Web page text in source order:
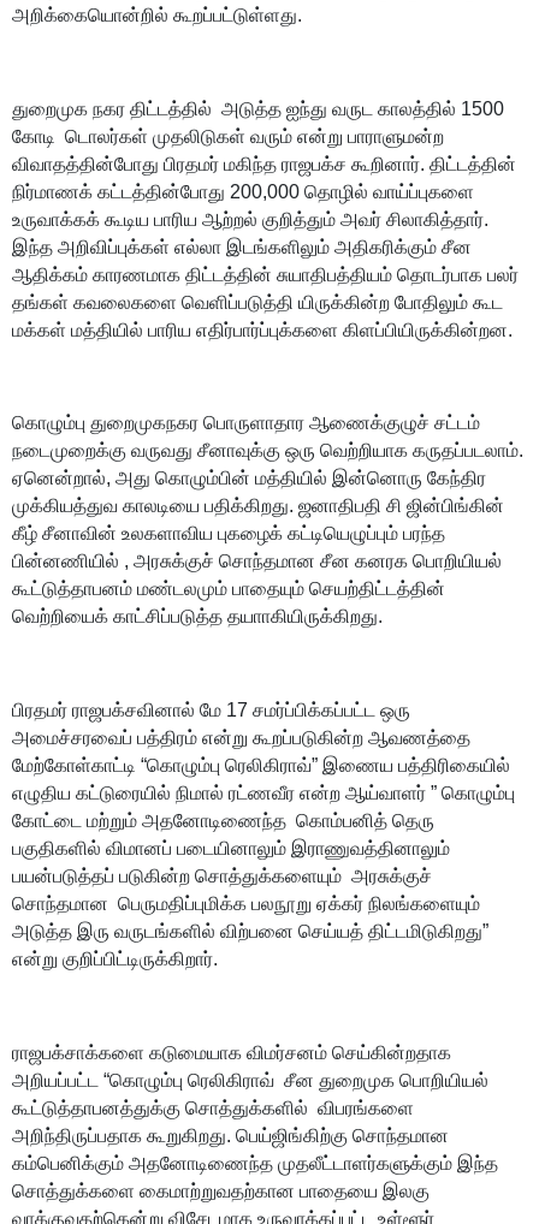
அறிக்கையொன்றில் கூறப்பட்டுள்ளது.
துறைமுக நகர திட்டத்தில் அடுத்த ஐந்து வருட காலத்தில் 1500
கோடி டொலர்கள் முதலிடுகள் வரும் என்று பாராளுமன்ற
விவாதத்தின்போது பிரதமர் மகிந்த ராஜபக்ச கூறினார். திட்டத்தின்
நிர்மாணக் கட்டத்தின்போது 200,000 தொழில் வாய்ப்புகளை
உருவாக்கக் கூடிய பாரிய ஆற்றல் குறித்தும் அவர் சிலாகித்தார்.
இந்த அறிவிப்புக்கள் எல்லா இடங்களிலும் அதிகரிக்கும் சீன
ஆதிக்கம் காரணமாக திட்டத்தின் சுயாதிபத்தியம் தொடர்பாக பலர்
தங்கள் கவலைகளை வெளிப்படுத்தி யிருக்கின்ற போதிலும் கூட
மக்கள் மத்தியில் பாரிய எதிர்பார்ப்புக்களை கிளப்பியிருக்கின்றன.
கொழும்பு துறைமுகநகர பொருளாதார ஆணைக்குழுச் சட்டம்
நடைமுறைக்கு வருவது சீனாவுக்கு ஒரு வெற்றியாக கருதப்படலாம்.
ஏனென்றால், அது கொழும்பின் மத்தியில் இன்னொரு கேந்திர
முக்கியத்துவ காலடியை பதிக்கிறது. ஜனாதிபதி சி ஜின்பிங்கின்
கீழ் சீனாவின் உலகளாவிய புகழைக் கட்டியெழுப்பும் பரந்த
பின்னணியில் , அரசுக்குச் சொந்தமான சீன கனரக பொறியியல்
கூட்டுத்தாபனம் மண்டலமும் பாதையும் செயற்திட்டத்தின்
வெற்றியைக் காட்சிப்படுத்த தயாாகியிருக்கிறது.
பிரதமர் ராஜபக்சவினால் மே 17 சமர்ப்பிக்கப்பட்ட ஒரு
அமைச்சரவைப் பத்திரம் என்று கூறப்படுகின்ற ஆவணத்தை
மேற்கோள்காட்டி “கொழும்பு ரெலிகிராவ்” இணைய பத்திரிகையில்
எழுதிய கட்டுரையில் நிமால் ரட்ணவீர என்ற ஆய்வாளர் ” கொழும்பு
கோட்டை மற்றும் அதனோடிணைந்த கொம்பனித் தெரு
பகுதிகளில் விமானப் படையினாலும் இராணுவத்தினாலும்
பயன்படுத்தப் படுகின்ற சொத்துக்களையும் அரசுக்குச்
சொந்தமான பெருமதிப்புமிக்க பலநூறு ஏக்கர் நிலங்களையும்
அடுத்த இரு வருடங்களில் விற்பனை செய்யத் திட்டமிடுகிறது”
என்று குறிப்பிட்டிருக்கிறார்.
ராஜபக்சாக்களை கடுமையாக விமர்சனம் செய்கின்றதாக
அறியப்பட்ட “கொழும்பு ரெலிகிராவ் சீன துறைமுக பொறியியல்
கூட்டுத்தாபனத்துக்கு சொத்துக்களில் விபரங்களை
அறிந்திருப்பதாக கூறுகிறது. பெய்ஜிங்கிற்கு சொந்தமான
கம்பெனிக்கும் அதனோடிணைந்த முதலீட்டாளர்களுக்கும் இந்த
சொத்துக்களை கைமாற்றுவதற்கான பாதையை இலகு
வாக்குவதற்கென்று விசேடமாக உருவாக்கப்பட்ட உள்ளூர்